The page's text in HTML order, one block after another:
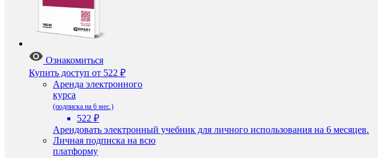
Ознакомиться
Купить доступ от 522 ₽
Аренда электронного
курса
(подписка на 6 мес.)
522 ₽
Арендовать электронный учебник для личного использования на 6 месяцев.
Личная подписка на всю
платформу